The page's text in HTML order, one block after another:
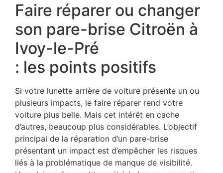
Faire réparer ou changer
son pare-brise Citroën à
Ivoy-le-Pré
: les points positifs
Si votre lunette arrière de voiture présente un ou
plusieurs impacts, le faire réparer rend votre
voiture plus belle. Mais cet intérêt en cache
d’autres, beaucoup plus considérables. L’objectif
principal de la réparation d’un pare-brise
présentant un impact est d’empêcher les risques
liés à la problématique de manque de visibilité.